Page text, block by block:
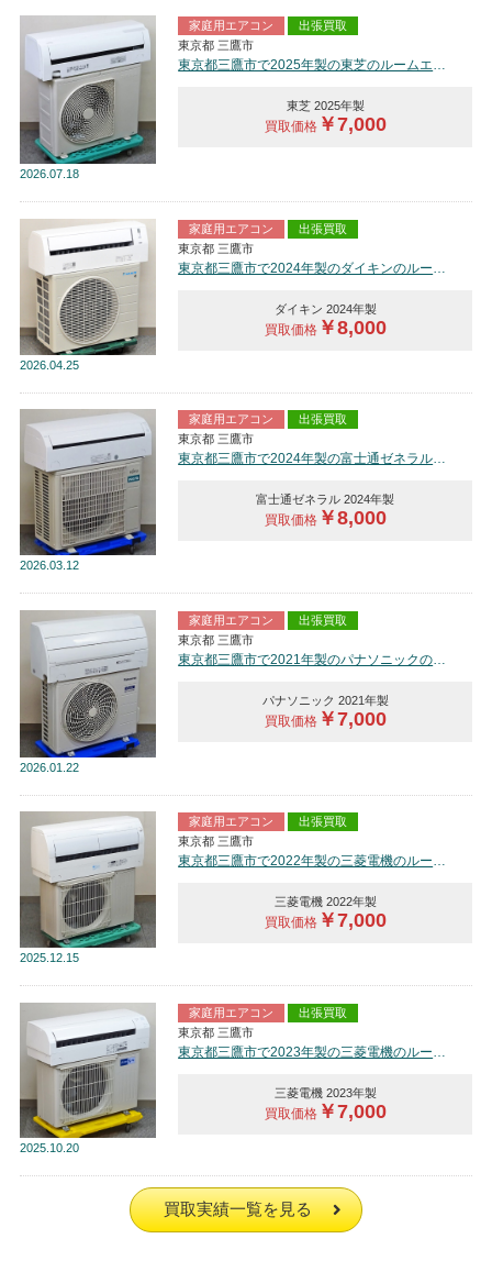
2026 07.18
家庭用エアコン
出張買取
東京都 三鷹市
東京都三鷹市で2025年製の東芝のルームエアコン【中古品】を買取しました。
東芝 2025年製
買取価格￥7,000
2026 04.25
家庭用エアコン
出張買取
東京都 三鷹市
東京都三鷹市で2024年製のダイキンのルームエアコン【中古品】を買取しました。
ダイキン 2024年製
買取価格￥8,000
2026 03.12
家庭用エアコン
出張買取
東京都 三鷹市
東京都三鷹市で2024年製の富士通ゼネラルのルームエアコン【中古品】を買取しました。
富士通ゼネラル 2024年製
買取価格￥8,000
2026 01.22
家庭用エアコン
出張買取
東京都 三鷹市
パナソニック 2021年製
買取価格￥7,000
2025 12.15
家庭用エアコン
出張買取
東京都 三鷹市
東京都三鷹市で2022年製の三菱電機のルームエアコン【中古品】を買取しました。
三菱電機 2022年製
買取価格￥7,000
2025 10.20
家庭用エアコン
出張買取
東京都 三鷹市
三菱電機 2023年製
買取価格￥7,000
買取実績一覧を見る